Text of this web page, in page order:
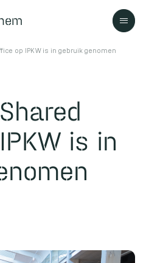
op IPKW is in gebruik genomen
is in